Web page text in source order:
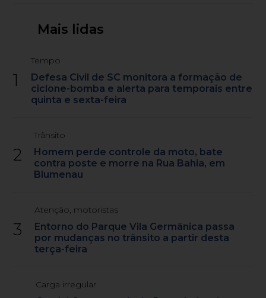
Mais lidas
1
Tempo
Defesa Civil de SC monitora a formação de
ciclone-bomba e alerta para temporais entre
quinta e sexta-feira
2
Trânsito
Homem perde controle da moto, bate
contra poste e morre na Rua Bahia, em
Blumenau
3
Atenção, motoristas
Entorno do Parque Vila Germânica passa
por mudanças no trânsito a partir desta
terça-feira
Carga irregular